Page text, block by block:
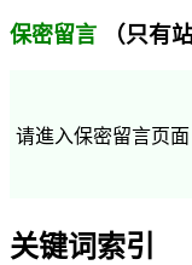
保密留言 （只有
请進入保密留言页面
关键词索引